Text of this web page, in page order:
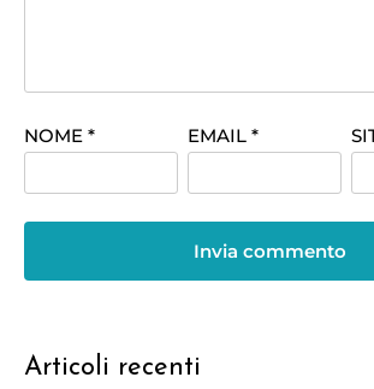
NOME * EMAIL *
Articoli recenti